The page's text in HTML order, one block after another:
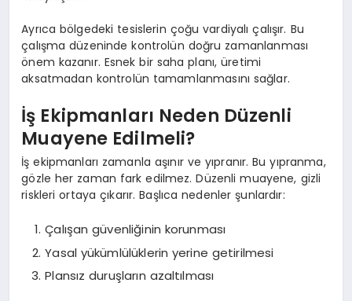
Ayrıca bölgedeki tesislerin çoğu vardiyalı çalışır. Bu
çalışma düzeninde kontrolün doğru zamanlanması
önem kazanır. Esnek bir saha planı, üretimi
aksatmadan kontrolün tamamlanmasını sağlar.
İş Ekipmanları Neden Düzenli
Muayene Edilmeli?
İş ekipmanları zamanla aşınır ve yıpranır. Bu yıpranma,
gözle her zaman fark edilmez. Düzenli muayene, gizli
riskleri ortaya çıkarır. Başlıca nedenler şunlardır:
Çalışan güvenliğinin korunması
Yasal yükümlülüklerin yerine getirilmesi
Plansız duruşların azaltılması